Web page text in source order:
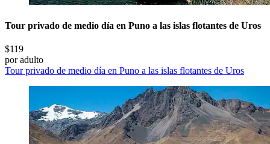
Tour privado de medio día en Puno a las islas flotantes de Uros
$119
por adulto
Tour privado de medio día en Puno a las islas flotantes de Uros